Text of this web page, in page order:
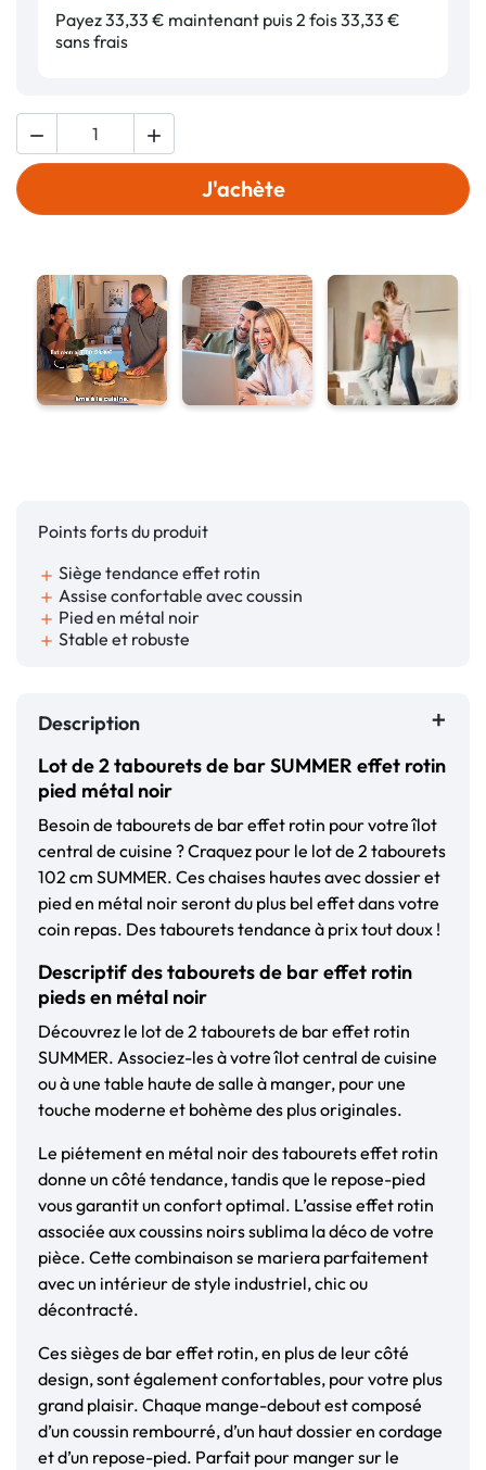
Payez 33,33 € maintenant puis 2 fois 33,33 €
sans frais
 
J'achète
Points forts du produit
add Siège tendance effet rotin
add Assise confortable avec coussin
add Pied en métal noir
add Stable et robuste
Description
Lot de 2 tabourets de bar SUMMER effet rotin
pied métal noir
Besoin de tabourets de bar effet rotin pour votre îlot
central de cuisine ? Craquez pour le lot de 2 tabourets
102 cm SUMMER. Ces chaises hautes avec dossier et
pied en métal noir seront du plus bel effet dans votre
coin repas. Des tabourets tendance à prix tout doux !
Descriptif des tabourets de bar effet rotin
pieds en métal noir
Découvrez le lot de 2 tabourets de bar effet rotin
SUMMER. Associez-les à votre îlot central de cuisine
ou à une table haute de salle à manger, pour une
touche moderne et bohème des plus originales.
Le piétement en métal noir des tabourets effet rotin
donne un côté tendance, tandis que le repose-pied
vous garantit un confort optimal. L’assise effet rotin
associée aux coussins noirs sublima la déco de votre
pièce. Cette combinaison se mariera parfaitement
avec un intérieur de style industriel, chic ou
décontracté.
Ces sièges de bar effet rotin, en plus de leur côté
design, sont également confortables, pour votre plus
grand plaisir. Chaque mange-debout est composé
d’un coussin rembourré, d’un haut dossier en cordage
et d’un repose-pied. Parfait pour manger sur le